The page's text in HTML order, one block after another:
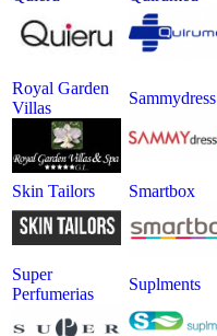
Royal Garden
Villas
Sammydress
Skin Tailors Smartbox
Super
Perfumerias
Suplments